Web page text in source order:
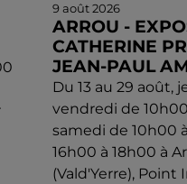
9 août 2026
ARROU -
CATHERINE
JEAN-PAUL
Du 13 au 29 août,
vendredi de
samedi de 10h00
16h00 à 18h00 à
(Vald'Yerre), Point